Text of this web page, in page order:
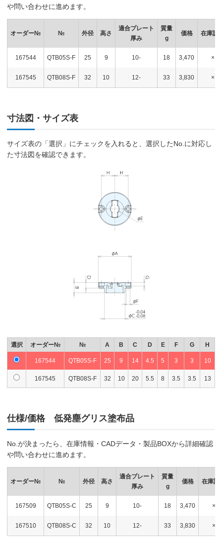
や問い合わせに進めます。
オーダー№ № 外径 高さ
適合プレート
厚み
質量
g
価格 在庫設
167544 QTB05S-F 25 9 10- 18 3,470 ×
167545 QTB08S-F 32 10 12- 33 3,830 ×
寸法図・サイズ表
サイズ表の「選択」にチェックを入れると、選択したNo.に対応し
た寸法図を確認できます。
選択 オーダー№ № A B C D E F G H
167544 QTB05S-F 25 9 14 4.5 5 3 3 10
167545 QTB08S-F 32 10 20 5.5 8 3.5 3.5 13
仕様/価格 低発塵グリス塗布品
No.が決まったら、在庫情報・CADデータ・製品BOXから詳細確認
や問い合わせに進めます。
オーダー№ № 外径 高さ
適合プレート
厚み
質量
g
価格 在庫設
167509 QTB05S-C 25 9 10- 18 3,470 ×
167510 QTB08S-C 32 10 12- 33 3,830 ×